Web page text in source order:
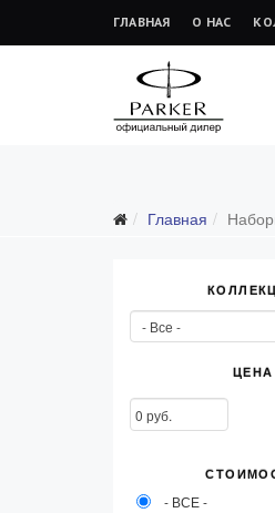
ГЛАВНАЯ О НАС
Главная
ЦЕНА
- ВСЕ -